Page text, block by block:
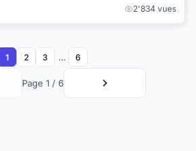
2'834 vues
Page 1 / 6
1 2 3 … 6